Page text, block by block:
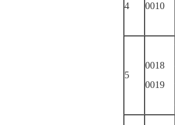
4 0010
5
0018
0019